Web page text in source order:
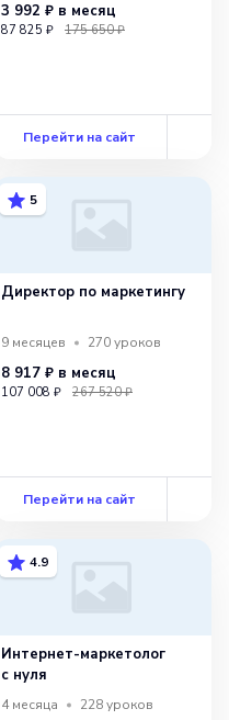
3 992 ₽ в месяц
87 825 ₽ 175 650 ₽
Перейти на сайт
5
Директор по маркетингу
9 месяцев 270уроков
8 917 ₽ в месяц
107 008 ₽ 267 520 ₽
Перейти на сайт
4.9
Интернет-маркетолог
с нуля
4 месяца 228уроков